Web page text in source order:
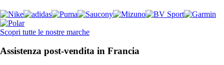
Scopri tutte le nostre marche
Assistenza post-vendita in Francia